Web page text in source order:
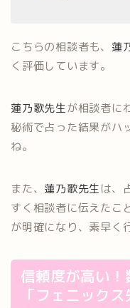
こちらの相談者も、 蓮
く評価しています。
蓮乃歌先生が相談者に
秘術で占った結果がハ
ね。
また、 蓮乃歌先生は、
すく相談者に伝えたこ
が明確になり、素早く
信頼度が高い
「フェニックス